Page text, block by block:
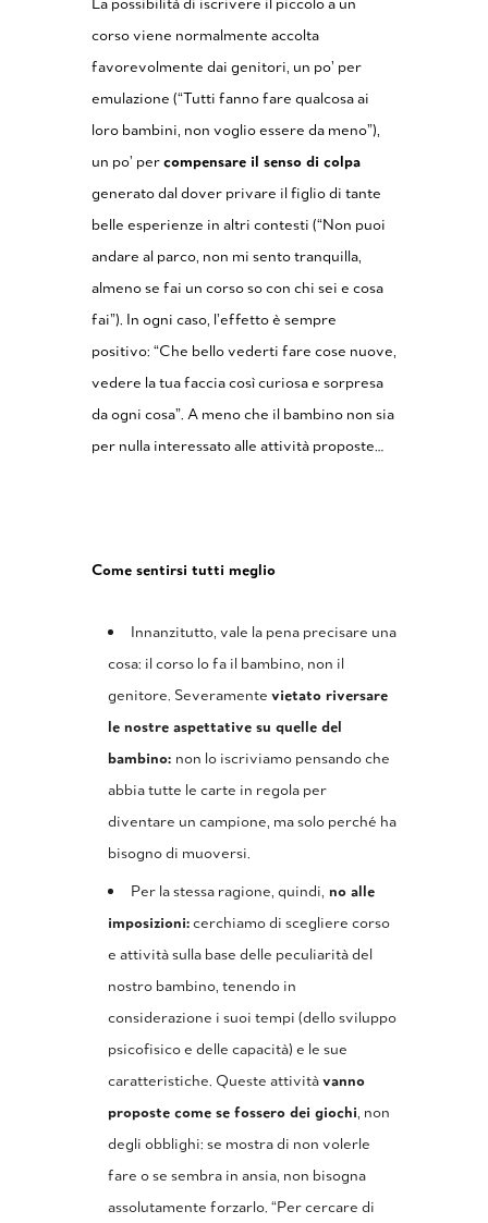
corso viene normalmente accolta
favorevolmente dai genitori, un po’ per
emulazione (“Tutti fanno fare qualcosa ai
loro bambini, non voglio essere da meno”),
un po’ percompensare il senso di colpa
generato dal dover privare il figlio di tante
belle esperienze in altri contesti (“Non puoi
andare al parco, non mi sento tranquilla,
almeno se fai un corso so con chi sei e cosa
fai”). In ogni caso, l’effetto è sempre
positivo: “Che bello vederti fare cose nuove,
vedere la tua faccia così curiosa e sorpresa
da ogni cosa”. A meno che il bambino non sia
per nulla interessato alle attività proposte…
Come sentirsi tutti meglio
Innanzitutto, vale la pena precisare una
cosa: il corso lo fa il bambino, non il
genitore. Severamente vietato riversare
le nostre aspettative su quelle del
bambino: non lo iscriviamo pensando che
abbia tutte le carte in regola per
diventare un campione, ma solo perché ha
bisogno di muoversi.
Per la stessa ragione, quindi, no alle
imposizioni:cerchiamo di scegliere corso
e attività sulla base delle peculiarità del
nostro bambino, tenendo in
considerazione i suoi tempi (dello sviluppo
psicofisico e delle capacità) e le sue
caratteristiche. Queste attivitàvanno
proposte come se fossero dei giochi, non
degli obblighi: se mostra di non volerle
fare o se sembra in ansia, non bisogna
assolutamente forzarlo. “Per cercare di